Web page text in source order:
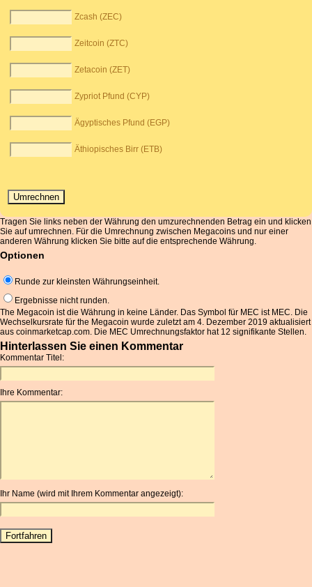
Zcash (ZEC)
Zeitcoin (ZTC)
Zetacoin (ZET)
Zypriot Pfund (CYP)
Ägyptisches Pfund (EGP)
Äthiopisches Birr (ETB)
Tragen Sie links neben der Währung den umzurechnenden Betrag ein und klicken
Sie auf umrechnen. Für die Umrechnung zwischen Megacoins und nur einer
anderen Währung klicken Sie bitte auf die entsprechende Währung.
Optionen
Runde zur kleinsten Währungseinheit.
Ergebnisse nicht runden.
The Megacoin ist die Währung in keine Länder. Das Symbol für MEC ist MEC. Die
Wechselkursrate für the Megacoin wurde zuletzt am 4. Dezember 2019 aktualisiert
aus coinmarketcap.com. Die MEC Umrechnungsfaktor hat 12 signifikante Stellen.
Hinterlassen Sie einen Kommentar
Kommentar Titel:
Ihre Kommentar:
Ihr Name (wird mit Ihrem Kommentar angezeigt):